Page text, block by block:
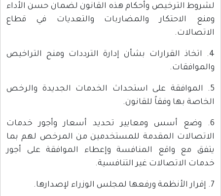
لشروط الترخيص وأحكام هذه القانون لضمان حسن الأداء
ومنع الاحتكار والمضاربات والتعديات في قطاع
الاتصالات.
4. اتخاذ القرارات بشأن إدارة الترددات ومنح التراخيص
والموافقات.
5. الموافقة على استحداث الخدمات الجديدة والرخص
الخاصة بها وفقاً للقانون.
6. وضع أسس ومعايير تحديد أسعار وأجور خدمات
الاتصالات المقدمة للمستخدمين من المرخص لهم بما
يتفق مع واقع المنافسة وإعطاء الموافقة على أجور
خدمات الاتصالات غير التنافسية.
7. إقرار الأنظمة ورفعها لمجلس الوزراء لإصدارها.